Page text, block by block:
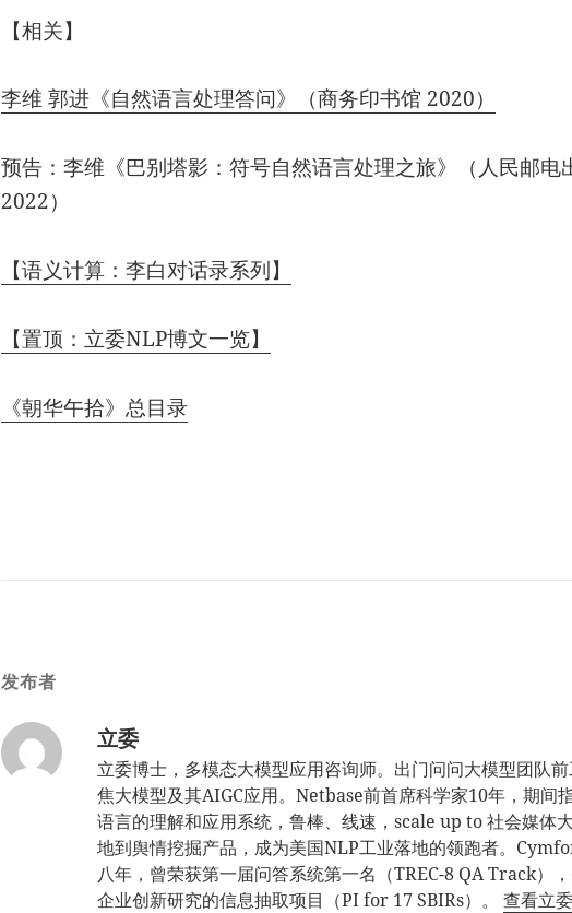
【相关】
李维 郭进《自然语言处理答问》（商务印书馆 2020）
预告：李维《巴别塔影：符号自然语言处理之旅》（人民邮电
2022）
【语义计算：李白对话录系列】
【置顶：立委NLP博文一览】
《朝华午拾》总目录
发布者
立委
立委博士，多模态大模型应用咨询师。出门问问大模型团队
焦大模型及其AIGC应用。Netbase前首席科学家10年，期间
语言的理解和应用系统，鲁棒、线速，scale up to 社会媒体
地到舆情挖掘产品，成为美国NLP工业落地的领跑者。
八年，曾荣获第一届问答系统第一名（TREC-8 QA Track）
企业创新研究的信息抽取项目（PI for 17 SBIRs）。查看立